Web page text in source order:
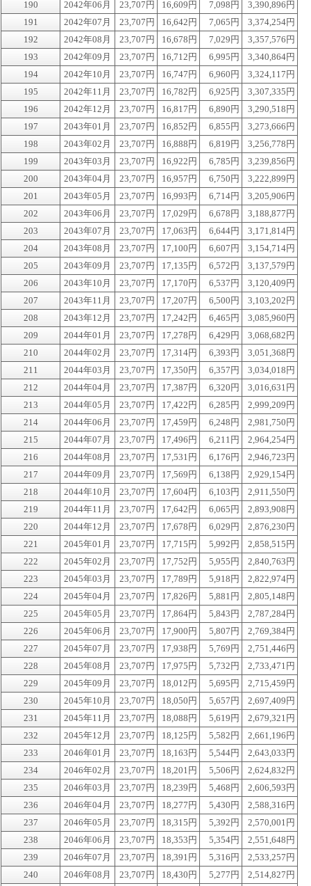
190
2042年06月 23,707円 16,609円 7,098円
3,390,896円
191
2042年07月 23,707円 16,642円 7,065円
3,374,254円
192
2042年08月 23,707円 16,678円 7,029円
3,357,576円
193
2042年09月 23,707円 16,712円 6,995円
3,340,864円
194
2042年10月 23,707円 16,747円 6,960円
3,324,117円
195
2042年11月 23,707円 16,782円 6,925円
3,307,335円
196
2042年12月 23,707円 16,817円 6,890円
3,290,518円
197
2043年01月 23,707円 16,852円 6,855円
3,273,666円
198
2043年02月 23,707円 16,888円 6,819円
3,256,778円
199
2043年03月 23,707円 16,922円 6,785円
3,239,856円
200
2043年04月 23,707円 16,957円 6,750円
3,222,899円
201
2043年05月 23,707円 16,993円 6,714円
3,205,906円
202
2043年06月 23,707円 17,029円 6,678円
3,188,877円
203
2043年07月 23,707円 17,063円 6,644円
3,171,814円
204
2043年08月 23,707円 17,100円 6,607円
3,154,714円
205
2043年09月 23,707円 17,135円 6,572円
3,137,579円
206
2043年10月 23,707円 17,170円 6,537円
3,120,409円
207
2043年11月 23,707円 17,207円 6,500円
3,103,202円
208
2043年12月 23,707円 17,242円 6,465円
3,085,960円
209
2044年01月 23,707円 17,278円 6,429円
3,068,682円
210
2044年02月 23,707円 17,314円 6,393円
3,051,368円
211
2044年03月 23,707円 17,350円 6,357円
3,034,018円
212
2044年04月 23,707円 17,387円 6,320円
3,016,631円
213
2044年05月 23,707円 17,422円 6,285円
2,999,209円
214
2044年06月 23,707円 17,459円 6,248円
2,981,750円
215
2044年07月 23,707円 17,496円 6,211円
2,964,254円
216
2044年08月 23,707円 17,531円 6,176円
2,946,723円
217
2044年09月 23,707円 17,569円 6,138円
2,929,154円
218
2044年10月 23,707円 17,604円 6,103円
2,911,550円
219
2044年11月 23,707円 17,642円 6,065円
2,893,908円
220
2044年12月 23,707円 17,678円 6,029円
2,876,230円
221
2045年01月 23,707円 17,715円 5,992円
2,858,515円
222
2045年02月 23,707円 17,752円 5,955円
2,840,763円
223
2045年03月 23,707円 17,789円 5,918円
2,822,974円
224
2045年04月 23,707円 17,826円 5,881円
2,805,148円
225
2045年05月 23,707円 17,864円 5,843円
2,787,284円
226
2045年06月 23,707円 17,900円 5,807円
2,769,384円
227
2045年07月 23,707円 17,938円 5,769円
2,751,446円
228
2045年08月 23,707円 17,975円 5,732円
2,733,471円
229
2045年09月 23,707円 18,012円 5,695円
2,715,459円
230
2045年10月 23,707円 18,050円 5,657円
2,697,409円
231
2045年11月 23,707円 18,088円 5,619円
2,679,321円
232
2045年12月 23,707円 18,125円 5,582円
2,661,196円
233
2046年01月 23,707円 18,163円 5,544円
2,643,033円
234
2046年02月 23,707円 18,201円 5,506円
2,624,832円
235
2046年03月 23,707円 18,239円 5,468円
2,606,593円
236
2046年04月 23,707円 18,277円 5,430円
2,588,316円
237
2046年05月 23,707円 18,315円 5,392円
2,570,001円
238
2046年06月 23,707円 18,353円 5,354円
2,551,648円
239
2046年07月 23,707円 18,391円 5,316円
2,533,257円
240
2046年08月 23,707円 18,430円 5,277円 2,514,827円